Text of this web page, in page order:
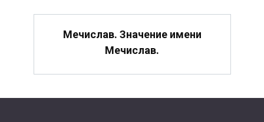
Мечислав. Значение имени
Мечислав.